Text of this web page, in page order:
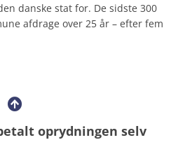
danske stat for. De sidste 300
afdrage over 25 år – efter fem
oprydningen selv